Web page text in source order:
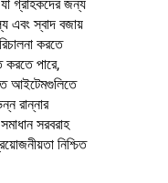
গ্রাহকদের জন্য
এবং স্বাদ বজায়
করতে
করতে পারে,
আইটেমগুলিতে
রান্নার
সরবরাহ
নিশ্চিত